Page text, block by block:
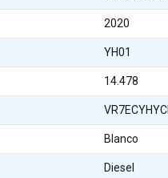
2020
YH01
14.478
Blanco
Diesel